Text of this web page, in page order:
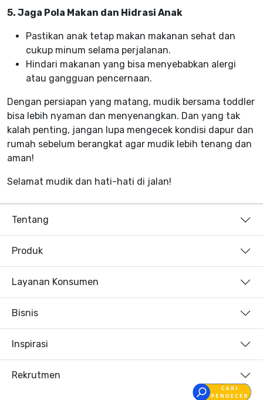
5. Jaga Pola Makan dan Hidrasi Anak
Pastikan anak tetap makan makanan sehat dan
cukup minum selama perjalanan.
Hindari makanan yang bisa menyebabkan alergi
atau gangguan pencernaan.
Dengan persiapan yang matang, mudik bersama toddler
bisa lebih nyaman dan menyenangkan. Dan yang tak
kalah penting, jangan lupa mengecek kondisi dapur dan
rumah sebelum berangkat agar mudik lebih tenang dan
aman!
Selamat mudik dan hati-hati di jalan!
Tentang
Produk
Layanan Konsumen
Bisnis
Inspirasi
Rekrutmen